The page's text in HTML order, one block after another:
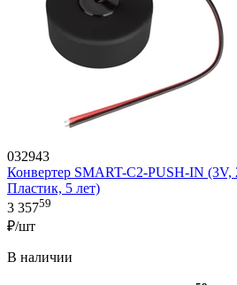
032943
Конвертер SMART-C2-PUSH-IN
Пластик, 5 лет)
3 35759
₽/шт
В наличии